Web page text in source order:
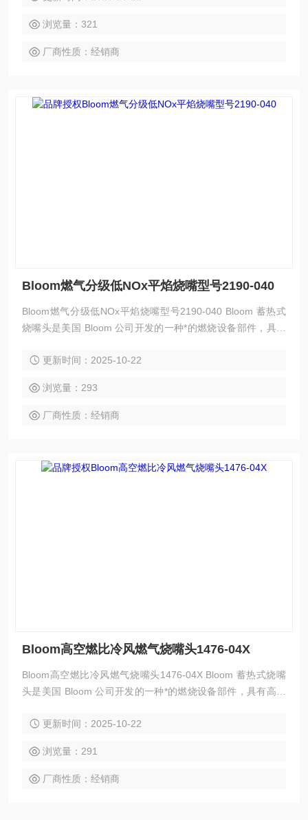
浏览量：321
厂商性质：经销商
Bloom燃气分级低NOx平焰烧嘴型号2190-040
Bloom燃气分级低NOx平焰烧嘴型号2190-040 Bloom 蓄热式
烧嘴头是美国 Bloom 公司开发的一种*的燃烧设备部件，具有
更新时间：2025-10-22
浏览量：293
厂商性质：经销商
Bloom高空燃比冷风燃气烧嘴头1476-04X
Bloom高空燃比冷风燃气烧嘴头1476-04X Bloom 蓄热式烧嘴
头是美国 Bloom 公司开发的一种*的燃烧设备部件，具有高效
更新时间：2025-10-22
浏览量：291
厂商性质：经销商